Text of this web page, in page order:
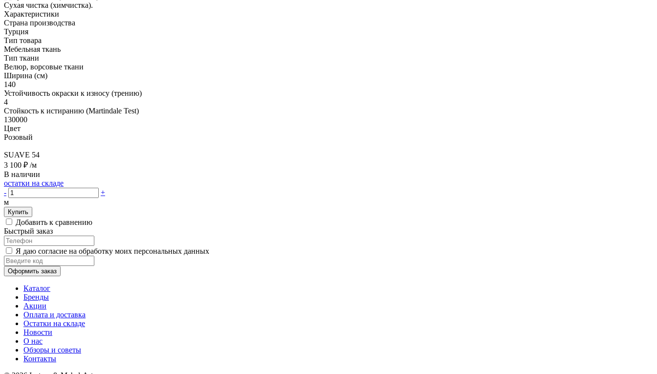
Cухая чистка (химчистка).
Характеристики
Страна производства
Турция
Тип товара
Мебельная ткань
Тип ткани
Велюр, ворсовые ткани
Ширина (см)
140
Устойчивость окраски к износу (трению)
4
Стойкость к истиранию (Martindale Test)
130000
Цвет
Розовый
SUAVE 54
3 100 ₽ /м
В наличии
остатки на складе
-
+
м
Купить
Добавить к сравнению
Быстрый заказ
Я даю согласие на обработку моих персональных данных
Оформить заказ
Каталог
Бренды
Акции
Оплата и доставка
Остатки на складе
Новости
О нас
Обзоры и советы
Контакты